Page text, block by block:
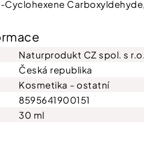
Cyclohexene
Naturprodukt CZ spol. s r.o.
Česká republika
Kosmetika - ostatní
8595641900151
30 ml